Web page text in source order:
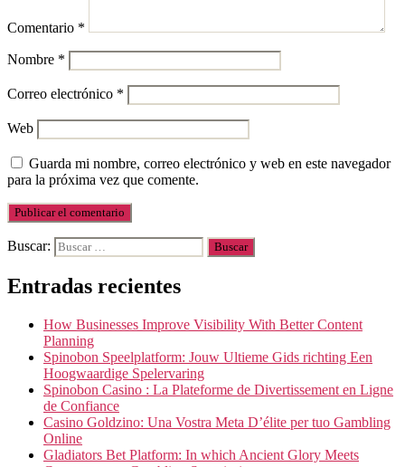
Comentario *
Nombre *
Correo electrónico *
Web
Guarda mi nombre, correo electrónico y web en este navegador
para la próxima vez que comente.
Buscar:
Entradas recientes
How Businesses Improve Visibility With Better Content
Planning
Spinobon Speelplatform: Jouw Ultieme Gids richting Een
Hoogwaardige Spelervaring
Spinobon Casino : La Plateforme de Divertissement en Ligne
de Confiance
Casino Goldzino: Una Vostra Meta D’élite per tuo Gambling
Online
Gladiators Bet Platform: In which Ancient Glory Meets